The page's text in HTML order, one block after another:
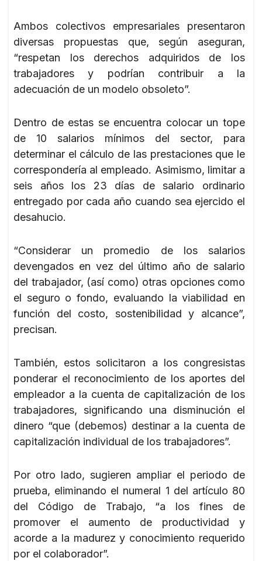
Ambos colectivos empresariales presentaron
diversas propuestas que, según aseguran,
“respetan los derechos adquiridos de los
trabajadores y podrían contribuir a la
adecuación de un modelo obsoleto”.
Dentro de estas se encuentra colocar un tope
de 10 salarios mínimos del sector, para
determinar el cálculo de las prestaciones que le
correspondería al empleado. Asimismo, limitar a
seis años los 23 días de salario ordinario
entregado por cada año cuando sea ejercido el
desahucio.
“Considerar un promedio de los salarios
devengados en vez del último año de salario
del trabajador, (así como) otras opciones como
el seguro o fondo, evaluando la viabilidad en
función del costo, sostenibilidad y alcance”,
precisan.
También, estos solicitaron a los congresistas
ponderar el reconocimiento de los aportes del
empleador a la cuenta de capitalización de los
trabajadores, significando una disminución el
dinero “que (debemos) destinar a la cuenta de
capitalización individual de los trabajadores”.
Por otro lado, sugieren ampliar el periodo de
prueba, eliminando el numeral 1 del artículo 80
del Código de Trabajo, “a los fines de
promover el aumento de productividad y
acorde a la madurez y conocimiento requerido
por el colaborador”.